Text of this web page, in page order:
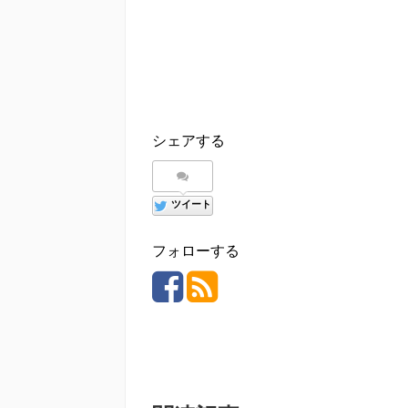
シェアする
ツイート
フォローする